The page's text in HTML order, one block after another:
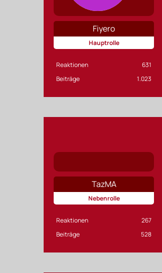
Fiyero
Hauptrolle
Reaktionen
631
Beiträge
1.023
TazMA
Nebenrolle
Reaktionen
267
Beiträge
528